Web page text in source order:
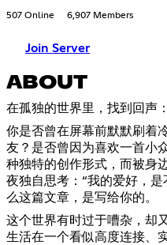
507 Online 6,907 Members
Join Server
ABOUT
在孤独的世界里，找到回声：
你是否曾在屏幕前默默刷着
友？是否曾因为喜欢一首小
种独特的创作形式，而被身
夜独自思考：“我的爱好，
么这篇文章，是写给你的。
这个世界有时过于嘈杂，却
生活在一个看似高度连接、